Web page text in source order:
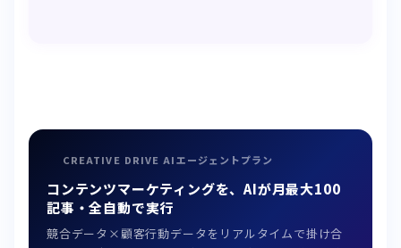
CREATIVE DRIVE AIエージェントプラン
コンテンツマーケティングを、AIが月最大100
記事・全自動で実行
競合データ×顧客行動データをリアルタイムで掛け合